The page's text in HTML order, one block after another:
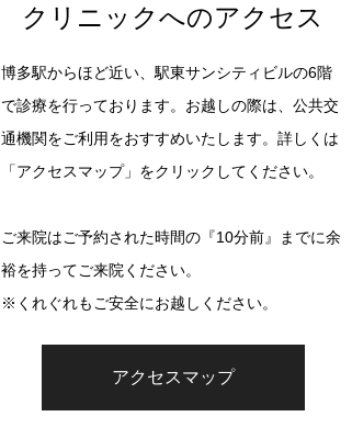
クリニックへのアクセス
博多駅からほど近い、駅東サンシティビルの6階
で診療を行っております。お越しの際は、公共交
通機関をご利用をおすすめいたします。詳しくは
「アクセスマップ」をクリックしてください。
ご来院はご予約された時間の『10分前』までに余
裕を持ってご来院ください。
※くれぐれもご安全にお越しください。
アクセスマップ